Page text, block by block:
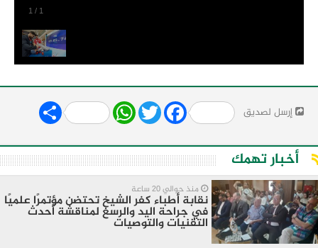
1 / 1
إرسل لصديق Share WhatsApp
Twitter Facebook
أخبار تهمك
منذ حوالي 20 ساعة
نقابة أطباء كفر الشيخ تحتضن مؤتمرًا علميًا
في جراحة اليد والرسغ لمناقشة أحدث
التقنيات والتوصيات